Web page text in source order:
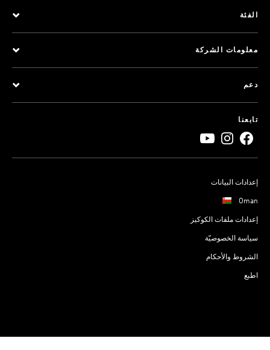
الفئة
معلومات الشركة
دعم
تابعنا
إعدادات البيانات
Oman
إعدادات ملفات الكوكيز
سياسة الخصوصيّة
الشروط والأحكام
اطبع